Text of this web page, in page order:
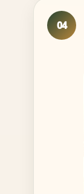
04